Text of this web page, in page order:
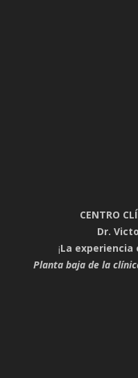
CENTRO
Dr.
¡La experiencia
Planta baja de la